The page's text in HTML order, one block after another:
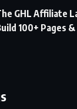
GHL Affiliate
100+ Pages &